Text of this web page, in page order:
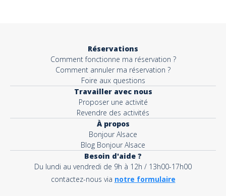
Réservations
Comment fonctionne ma réservation ?
Comment annuler ma réservation ?
Foire aux questions
Travailler avec nous
Proposer une activité
Revendre des activités
À propos
Bonjour Alsace
Blog Bonjour Alsace
Besoin d'aide ?
Du lundi au vendredi de 9h à 12h / 13h00-17h00
contactez-nous via notre formulaire